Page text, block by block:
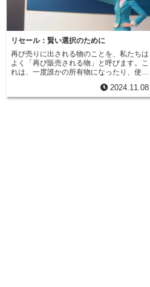
リセール：賢い選択のために
再び売りに出される物のことを、私たちは
よく「再び販売される物」と呼びます。こ
れは、一度誰かの所有物になったり、使わ
品やサービス全般を指す言葉です。多くの
人が中古品を想像するかもしれませんが、
2024.11.08
o
l